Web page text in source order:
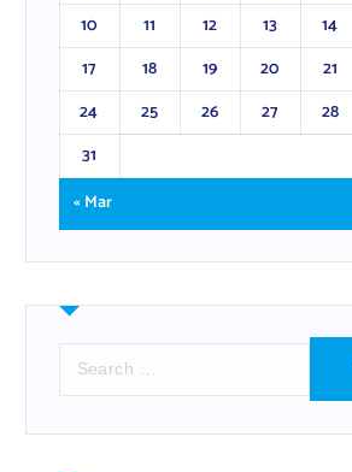
10
11 12 13 14
17
18 19 20 21
24
25 26 27 28
31
« Mar
r